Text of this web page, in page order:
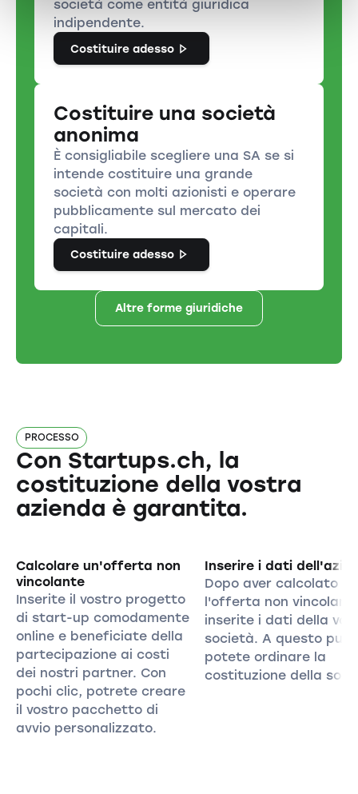
società come entità giuridica
indipendente.
Costituire adesso
Costituire una società
anonima
È consigliabile scegliere una SA se si
intende costituire una grande
società con molti azionisti e operare
pubblicamente sul mercato dei
capitali.
Costituire adesso
Altre forme giuridiche
PROCESSO
Con Startups.ch, la
costituzione della vostra
azienda è garantita.
Calcolare un'offerta non
vincolante
Inserite il vostro progetto
di start-up comodamente
online e beneficiate della
partecipazione ai costi
dei nostri partner. Con
pochi clic, potrete creare
il vostro pacchetto di
avvio personalizzato.
Inserire i dati
Dopo aver calcolato
l'offerta non
inserite i dati della
società. A questo
potete ordinare la
costituzione della